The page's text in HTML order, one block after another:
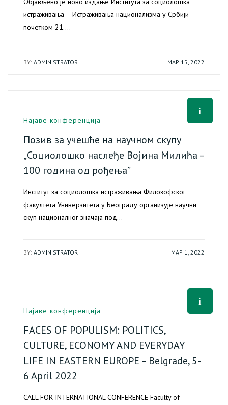
истраживања – Истраживања национализма у Србији
почетком 21.…
BY: ADMINISTRATOR МАР 15, 2022
Најаве конференција
Позив за учешће на научном скупу
„Социолошко наслеђе Војина Милића –
100 година од рођења”
Институт за социолошка истраживања Филозофског
факултета Универзитета у Београду организује научни
скуп националног значаја под…
BY: ADMINISTRATOR МАР 1, 2022
Најаве конференција
FACES OF POPULISM: POLITICS,
CULTURE, ECONOMY AND EVERYDAY
LIFE IN EASTERN EUROPE – Belgrade, 5-
6 April 2022
CALL FOR INTERNATIONAL CONFERENCE Faculty of